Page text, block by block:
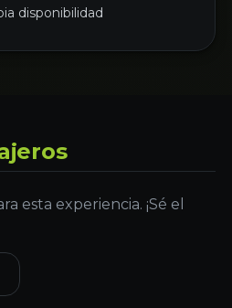
disponibilidad
esta experiencia. ¡Sé el